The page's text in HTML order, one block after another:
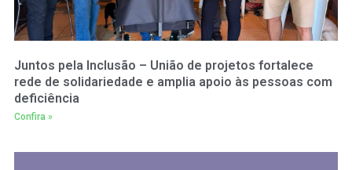
Juntos pela Inclusão – União de projetos fortalece
rede de solidariedade e amplia apoio às pessoas com
deficiência
Confira »